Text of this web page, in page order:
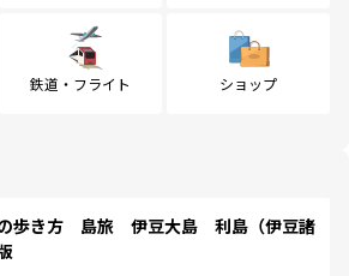
鉄道・フライト ショップ
歩き方 島旅 伊豆大島 利島（伊豆諸